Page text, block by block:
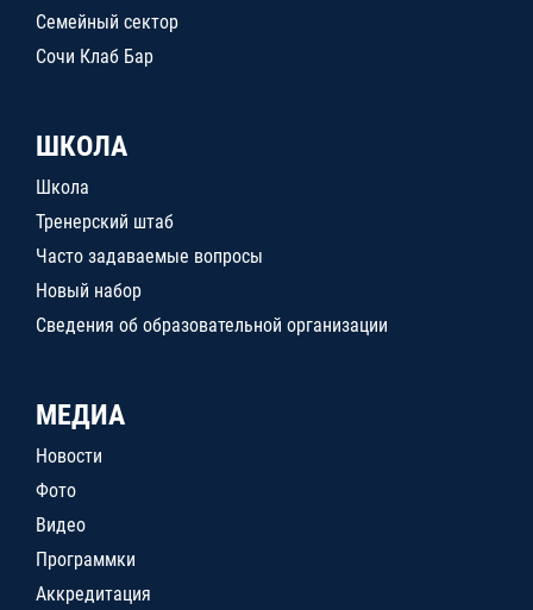
Семейный сектор
Сочи Клаб Бар
ШКОЛА
Школа
Тренерский штаб
Часто задаваемые вопросы
Новый набор
Сведения об образовательной организации
МЕДИА
Новости
Фото
Видео
Программки
Аккредитация